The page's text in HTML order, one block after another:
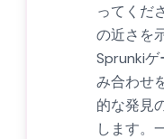
ってくだ
の近さを
Sprunkiゲ
み合わせ
的な発見
します。